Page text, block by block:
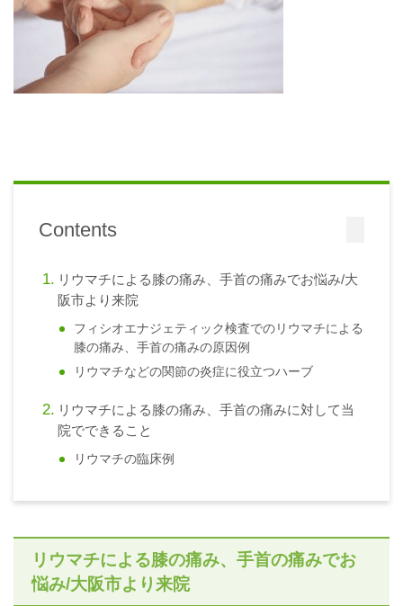
Contents
リウマチによる膝の痛み、手首の痛みでお悩み/大
阪市より来院
フィシオエナジェティック検査でのリウマチによる
膝の痛み、手首の痛みの原因例
リウマチなどの関節の炎症に役立つハーブ
リウマチによる膝の痛み、手首の痛みに対して当
院でできること
リウマチの臨床例
リウマチによる膝の痛み、手首の痛みでお
悩み/大阪市より来院